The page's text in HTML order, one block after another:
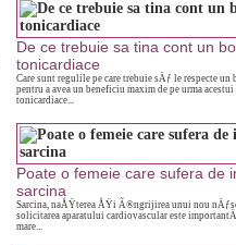
De ce trebuie sa tina cont un
tonicardiace
Care sunt regulile pe care trebuie sÄƒ le respecte
pentru a avea un beneficiu maxim de pe urma
tonicardiace...
Poate o femeie care sufera de
sarcina
Sarcina, naÅŸterea ÅŸi Ã®ngrijirea unui nou
solicitarea aparatului cardiovascular este
mare...